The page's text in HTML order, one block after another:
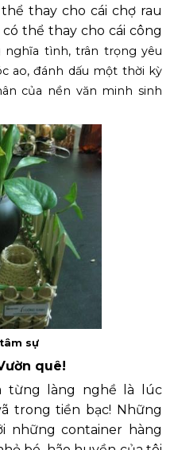
thay cho cái chợ rau
thể thay cho cái công
nghĩa tình, trân trọng yêu
ao, đánh dấu một thời kỳ
của nền văn minh sinh
sự
quê!
từng làng nghề là lúc
trong tiền bạc! Những
những container hàng